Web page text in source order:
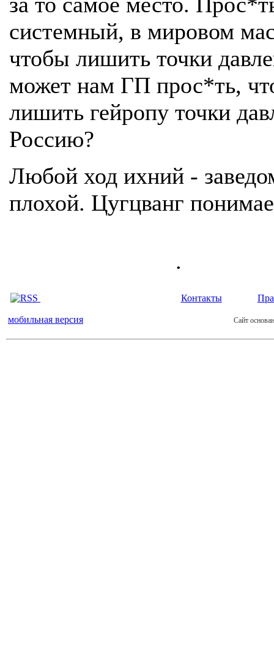
системный, в мировом
чтобы лишить точки
может нам ГП прос*ть,
лишить гейропу точки
Россию?
Любой ход ихний -
плохой. Цугцванг
.
Контакты
мобильная версия Сайт